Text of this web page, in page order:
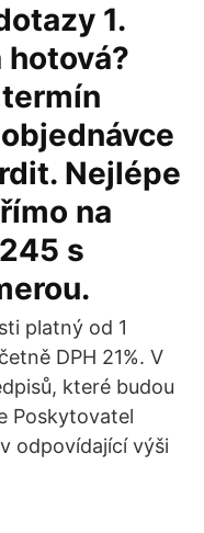
1.
hotová?
Nejlépe
na
s
platný od 1
DPH 21%. V
které budou
Poskytovatel
odpovídající výši